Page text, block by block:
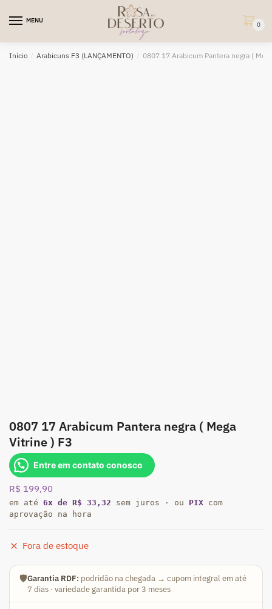
MENU
0
Início / Arabicuns F3 (LANÇAMENTO) / 0807 17 Arabicum Pantera negra (
0807 17 Arabicum Pantera negra ( Mega
Vitrine ) F3
Entre em contato conosco
R$ 199,90
em até 6x de R$ 33,32 sem juros · ou PIX com
aprovação na hora
Fora de estoque
🛡️Garantia RDF: podridão na chegada → cupom integral em até
7 dias · variedade garantida por 3 meses